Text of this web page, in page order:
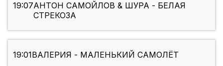
19:07АНТОН САМОЙЛОВ & ШУРА - БЕЛАЯ
СТРЕКОЗА
19:01ВАЛЕРИЯ - МАЛЕНЬКИЙ САМОЛЁТ